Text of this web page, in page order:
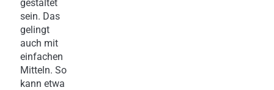
gestaltet
sein. Das
gelingt
auch mit
einfachen
Mitteln. So
kann etwa